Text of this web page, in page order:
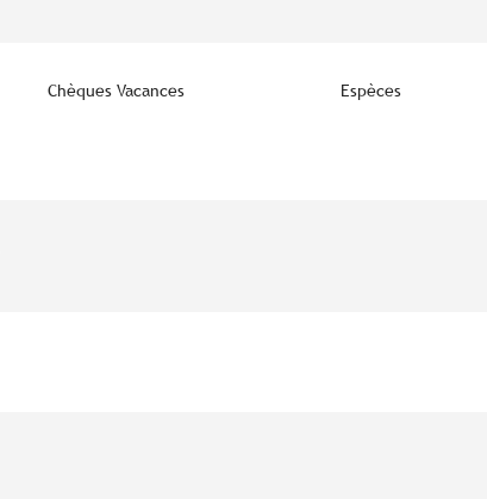
Chèques Vacances Espèces